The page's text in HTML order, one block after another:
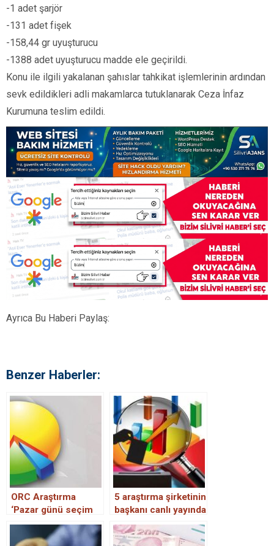
-1 adet şarjör
-131 adet fişek
-158,44 gr uyuşturucu
-1388 adet uyuşturucu madde ele geçirildi.
Konu ile ilgili yakalanan şahıslar tahkikat işlemlerinin ardından
sevk edildikleri adli makamlarca tutuklanarak Ceza İnfaz
Kurumuna teslim edildi.
Ayrıca Bu Haberi Paylaş:
Benzer Haberler:
ORC Araştırma
‘Pazar günü seçim
olsa’ anketinin
sonuçlarını açıkladı
5 araştırma şirketinin
başkanı canlı yayında
anket sonuçlarını
paylaştı